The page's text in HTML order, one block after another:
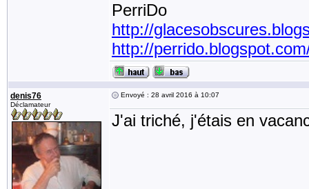
PerriDo
http://
http://
denis76
Déclamateur
Envoyé : 28 avril 2016 à 10:07
J'ai triché, j'étais en